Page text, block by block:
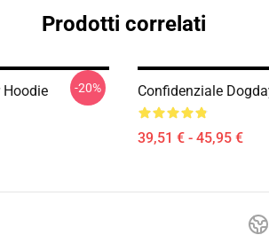
Prodotti correlati
Hoodie -20% Confidenziale
39,51 € - 45,95 €